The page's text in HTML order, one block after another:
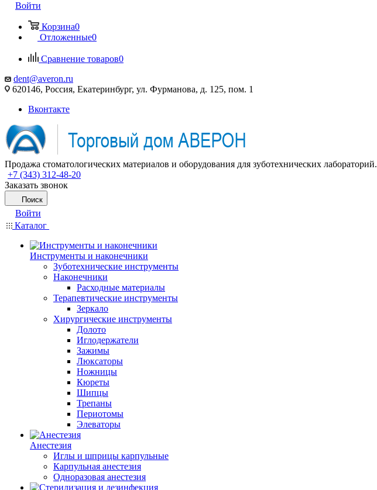
Войти
Корзина0
Отложенные0
Сравнение товаров0
dent@averon.ru
620146, Россия, Екатеринбург, ул. Фурманова, д. 125, пом. 1
Вконтакте
Продажа стоматологических материалов и оборудования для зуботехнических лабораторий.
+7 (343) 312-48-20
Заказать звонок
Поиск
Войти
Каталог
Инструменты и наконечники
Зуботехнические инструменты
Наконечники
Расходные материалы
Терапевтические инструменты
Зеркало
Хирургические инструменты
Долото
Иглодержатели
Зажимы
Люксаторы
Ножницы
Кюреты
Шипцы
Трепаны
Периотомы
Элеваторы
Анестезия
Иглы и шприцы карпульные
Карпульная анестезия
Одноразовая анестезия